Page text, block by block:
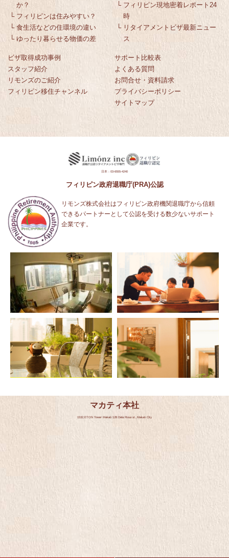
か？
└ フィリピンは住みやすい？
└ 食生活などの住環境の違い
└ ゆったり暮らせる物価の差
└ フィリピン現地密着レポート24
時
└ リタイアメントビザ最新ニュー
ス
ビザ取得成功事例
スタッフ紹介
リモンズのご紹介
フィリピン移住チャンネル
サポート比較表
よくある質問
お問合せ・資料請求
プライバシーポリシー
サイトマップ
日本：03-6555-4240
フィリピン政府退職庁(PRA)公認
リモンズ株式会社はフィリピン政府機関退職庁から信頼
できるパートナーとして公認を受ける数少ないサポート
企業です。
マカティ本社
1532,ETON Tower Makati 128 Dela Rosa st.,Makati City